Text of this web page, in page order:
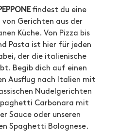
findest du eine
von Gerichten aus der
Küche. Von Pizza bis
Pasta ist hier für jeden
der die italienische
Begib dich auf einen
Ausflug nach Italien mit
Nudelgerichten
Carbonara mit
Sauce oder unseren
Spaghetti Bolognese.